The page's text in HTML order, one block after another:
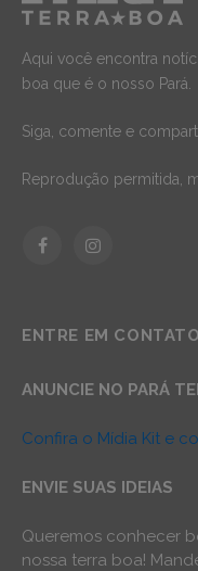
Aqui você encontra
boa que é o nosso Pará.
Siga, comente e
Reprodução permitida,
FacebookInstagram
ENTRE EM CONTATO
ANUNCIE NO PARÁ
Confira o Mídia Kit e
ENVIE SUAS IDEIAS
Queremos conhecer
nossa terra boa!